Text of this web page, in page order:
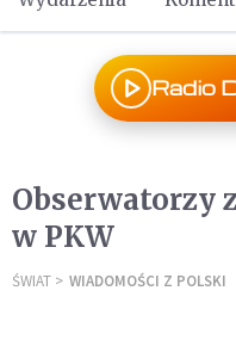
Radio
Obserwatorzy
w PKW
ŚWIAT WIADOMOŚCI Z POLSKI